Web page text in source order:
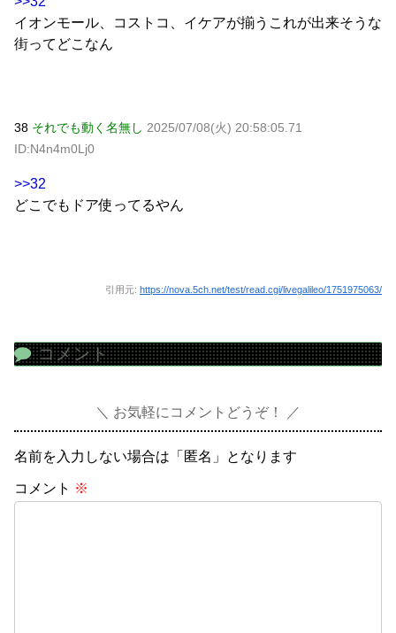
イオンモール、コストコ、イケアが揃うこれが出来そうな
街ってどこなん
38 それでも動く名無し 2025/07/08(火) 20:58:05.71
ID:N4n4m0Lj0
>>32
どこでもドア使ってるやん
引用元: https://nova.5ch.net/test/read.cgi/livegalileo/1751975063/
コメント
お気軽にコメントどうぞ！
名前を入力しない場合は「匿名」となります
コメント ※